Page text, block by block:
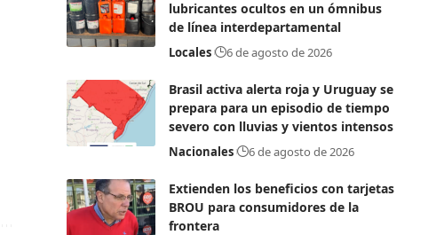
lubricantes ocultos en un ómnibus
de línea interdepartamental
Locales 6 de agosto de 2026
Brasil activa alerta roja y Uruguay se
prepara para un episodio de tiempo
severo con lluvias y vientos intensos
Nacionales 6 de agosto de 2026
Extienden los beneficios con tarjetas
BROU para consumidores de la
frontera